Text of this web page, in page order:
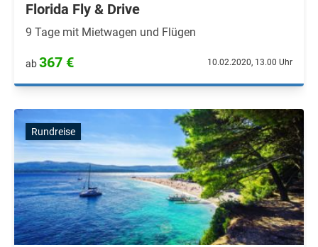
Florida Fly & Drive
9 Tage mit Mietwagen und Flügen
ab367 € 10.02.2020, 13.00 Uhr
Rundreise